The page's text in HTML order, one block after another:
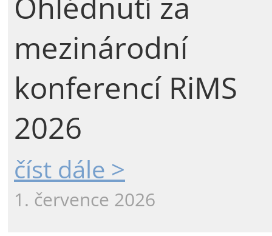
mezinárodní
konferencí RiMS
2026
číst dále >
1. července 2026